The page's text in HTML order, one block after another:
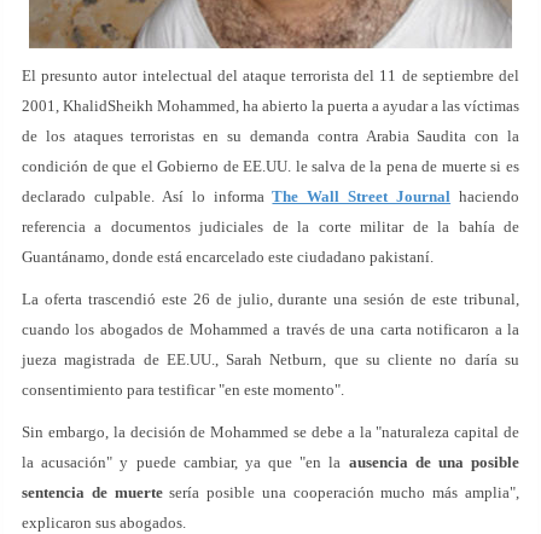
El presunto autor intelectual del ataque terrorista del 11 de septiembre del
2001, KhalidSheikh Mohammed, ha abierto la puerta a ayudar a las víctimas
de los ataques terroristas en su demanda contra Arabia Saudita con la
condición de que el Gobierno de EE.UU. le salva de la pena de muerte si es
declarado culpable. Así lo informaThe Wall Street Journal haciendo
referencia a documentos judiciales de la corte militar de la bahía de
Guantánamo, donde está encarcelado este ciudadano pakistaní.
La oferta trascendió este 26 de julio, durante una sesión de este tribunal,
cuando los abogados de Mohammed a través de una carta notificaron a la
jueza magistrada de EE.UU., Sarah Netburn, que su cliente no daría su
consentimiento para testificar "en este momento".
Sin embargo, la decisión de Mohammed se debe a la "naturaleza capital de
la acusación" y puede cambiar, ya que "en la ausencia de una posible
sentencia de muertesería posible una cooperación mucho más amplia",
explicaron sus abogados.